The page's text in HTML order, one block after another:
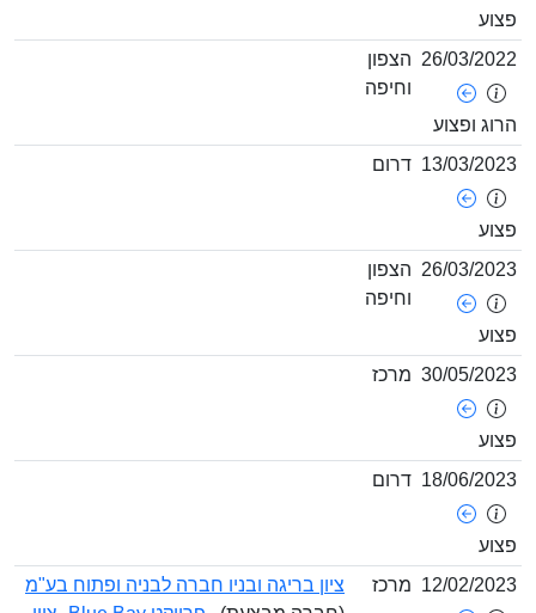
26/03/
ופצוע
הצפון
וחיפה
13/03/ דרום
26/03/ הצפון
וחיפה
30/05/ מרכז
18/06/ דרום
12/02/ מרכז
ציון בריגה ובניו חברה לבניה ופתוח בע"מ